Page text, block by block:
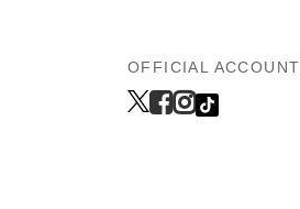
OFFICIAL ACCOUNT